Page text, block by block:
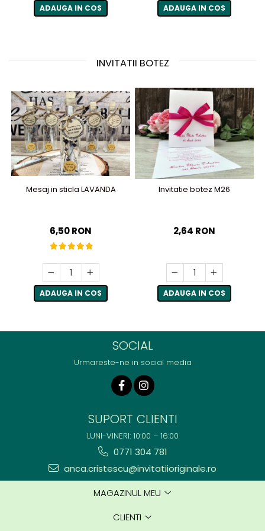
ADAUGA IN COS ADAUGA IN COS
INVITATII BOTEZ
Mesaj in sticla LAVANDA
6,50 RON
ADAUGA IN COS
Invitatie botez M26
2,64 RON
ADAUGA IN COS
SOCIAL
Urmareste-ne in social media
SUPORT CLIENTI
LUNI-VINERI: 10:00 – 16:00
0771 304 781
anca.cristescu@invitatiioriginale.ro
MAGAZINUL MEU
CLIENTI